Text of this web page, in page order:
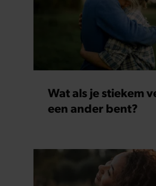
Wat als je stiekem
een ander bent?